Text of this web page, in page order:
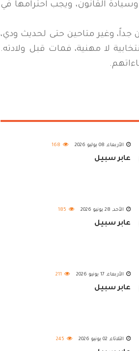
القانون، ويجب احترامها في
جداً، وغير متاحين حتى لحديث ودي،
لا مهنية، فمات قبل ولادته.
الأربعاء, 08 يوليو 2026 168
عابر سبيل
الأحد, 28 يونيو 2026 185
عابر سبيل
الأربعاء, 17 يونيو 2026 211
عابر سبيل
الثلاثاء, 02 يونيو 2026 245